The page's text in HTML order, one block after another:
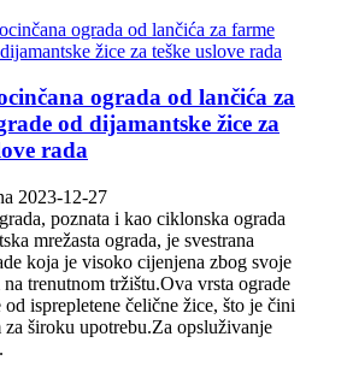
ograda od lančića za
od dijamantske žice za
rada
2023-12-27
poznata i kao ciklonska ograda
mrežasta ograda, je svestrana
koja je visoko cijenjena zbog svoje
trenutnom tržištu.Ova vrsta ograde
od isprepletene čelične žice, što je čini
za široku upotrebu.Za opsluživanje